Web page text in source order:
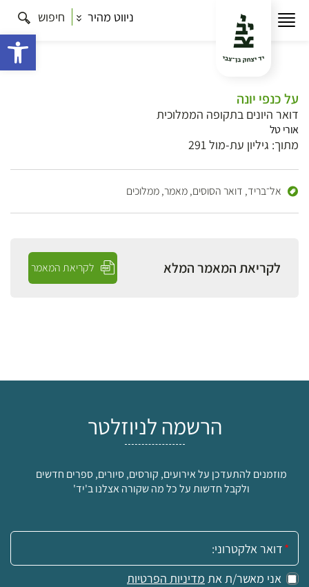
ניווט מהיר חיפוש
על כנפי יונה
דואר היונים בתקופה הממלוכית
אורי טל
מתוך: גיליון עת-מול 291
אל־בריד, דואר הסוסים,מאמר,ממלוכים
לקריאת המאמר המלא לקריאת המאמר
הרשמה לניוזלטר
מוזמנים להתעדכן על אירועים, קורסים, סיורים, ספרים חדשים
ולקבל חדשות על כל מה שקורה אצלנו ב'יד'
אימייל:
אני מאשר/ת את מדיניות הפרטיות